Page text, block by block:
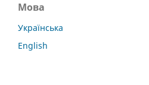
Мова
Українська
English